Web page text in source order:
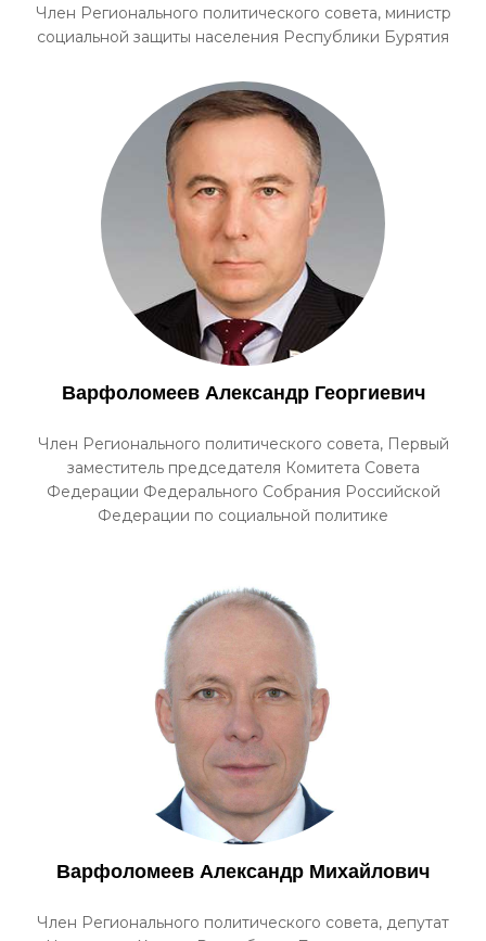
Член Регионального политического совета, министр
социальной защиты населения Республики Бурятия
Варфоломеев Александр Георгиевич
Член Регионального политического совета, Первый
заместитель председателя Комитета Совета
Федерации Федерального Собрания Российской
Федерации по социальной политике
Варфоломеев Александр Михайлович
Член Регионального политического совета, депутат